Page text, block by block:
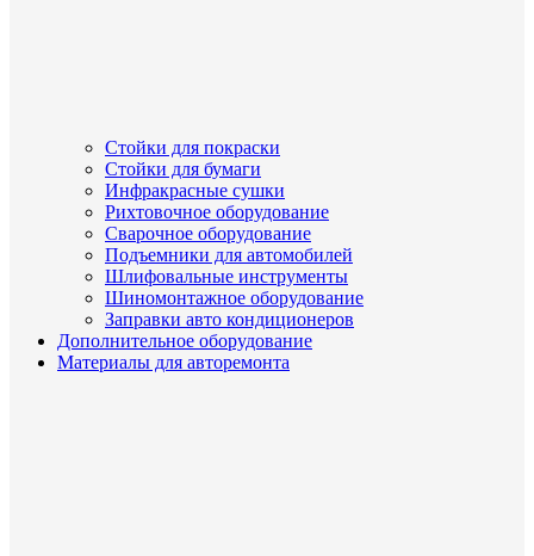
Стойки для покраски
Стойки для бумаги
Инфракрасные сушки
Рихтовочное оборудование
Сварочное оборудование
Подъемники для автомобилей
Шлифовальные инструменты
Шиномонтажное оборудование
Заправки авто кондиционеров
Дополнительное оборудование
Материалы для авторемонта